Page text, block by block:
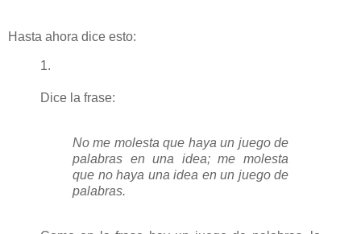
Hasta ahora dice esto:
1.
Dice la frase:
No me molesta que haya un juego de
palabras en una idea; me molesta
que no haya una idea en un juego de
palabras.